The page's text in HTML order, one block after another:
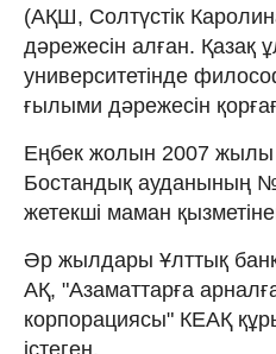
(АҚШ, Солтүстік
дәрежесін алған. Қазақ
университетінде
ғылыми дәрежесін
Еңбек жолын 2007
Бостандық ауданының
жетекші маман
Әр жылдары Ұлттық
АҚ, "Азаматтарға
корпорациясы" КЕАҚ
істеген.